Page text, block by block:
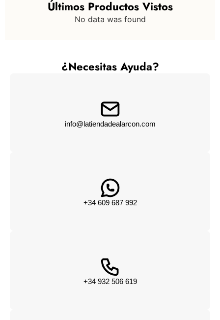
Últimos Productos Vistos
No data was found
¿Necesitas Ayuda?
info@latiendadealarcon.com
+34 609 687 992
+34 932 506 619